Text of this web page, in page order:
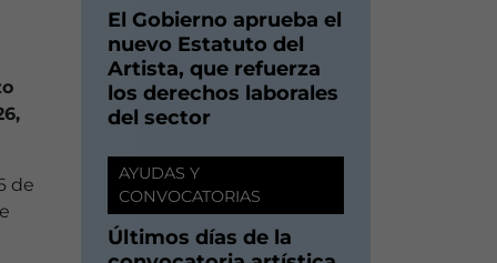
de
El Gobierno aprueba el
nuevo Estatuto del
Artista, que refuerza
los derechos laborales
del sector
AYUDAS Y
CONVOCATORIAS
Últimos días de la